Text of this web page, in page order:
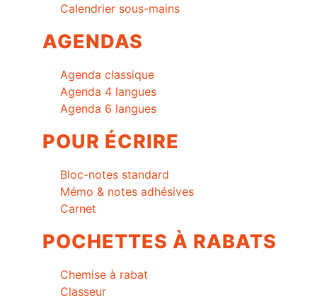
Calendrier sous-mains
AGENDAS
Agenda classique
Agenda 4 langues
Agenda 6 langues
POUR ÉCRIRE
Bloc-notes standard
Mémo & notes adhésives
Carnet
POCHETTES À RABATS
Chemise à rabat
Classeur